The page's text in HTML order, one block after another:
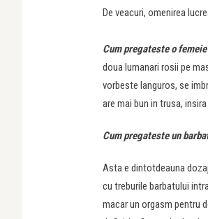
De veacuri, omenirea
Cum pregateste o
doua lumanari rosii pe
vorbeste languros, se
are mai bun in trusa,
Cum pregateste un
Asta e dintotdeauna
cu treburile barbatului
macar un orgasm pentru